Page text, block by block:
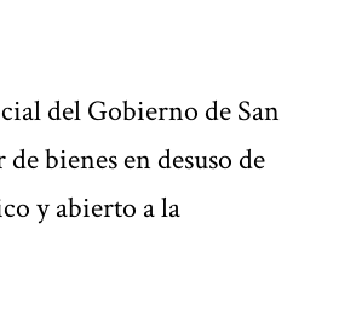
del Gobierno de San
bienes en desuso de
y abierto a la